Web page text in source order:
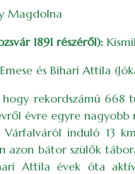
Magdolna
1891 részéről):
és Bihari Attila
hogy rekordszámú
évre egyre
induló 13
azon bátor szülők
Attila évek óta